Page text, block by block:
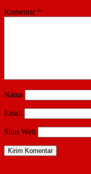
Komentar *
Nama
Email
Situs Web